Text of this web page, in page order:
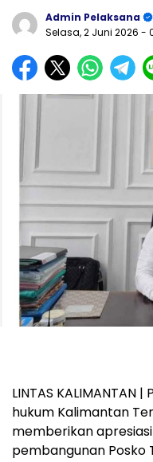
Admin Pelaksana
Selasa, 2 Juni 2026 -
LINTAS KALIMANTAN |
hukum Kalimantan
memberikan
pembangunan Posko